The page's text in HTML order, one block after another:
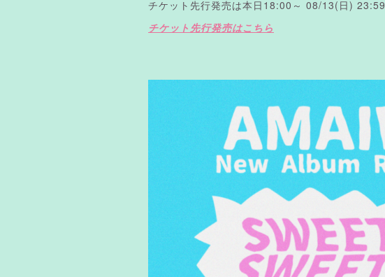
チケット先行発売は本日18:00～ 08/13(日) 23:59
チケット先行発売はこちら